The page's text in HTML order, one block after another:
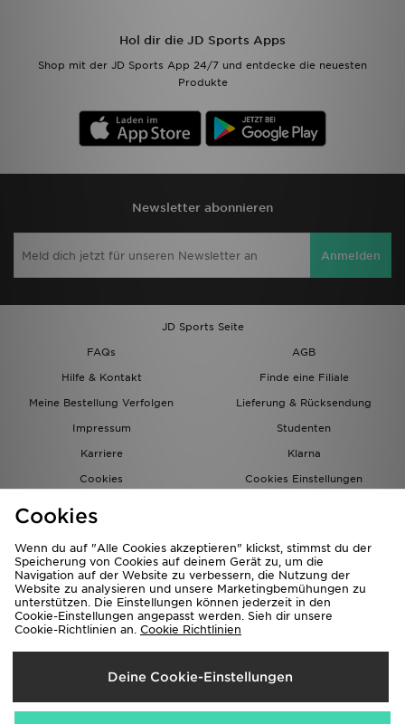
Hol dir die JD Sports Apps
Shop mit der JD Sports App 24/7 und entdecke die neuesten
Produkte
Newsletter abonnieren
Anmelden
JD Sports Seite
FAQs
AGB
Hilfe & Kontakt
Finde eine Filiale
Meine Bestellung Verfolgen
Lieferung & Rücksendung
Impressum
Studenten
Karriere
Klarna
Cookies
Cookies Einstellungen
Lieferung Nach
Deutschland
Cookies
Wenn du auf "Alle Cookies akzeptieren" klickst, stimmst du der
Speicherung von Cookies auf deinem Gerät zu, um die
Navigation auf der Website zu verbessern, die Nutzung der
Website zu analysieren und unsere Marketingbemühungen zu
unterstützen. Die Einstellungen können jederzeit in den
Cookie-Einstellungen angepasst werden. Sieh dir unsere
Cookie-Richtlinien an. Cookie Richtlinien
Deine Cookie-Einstellungen